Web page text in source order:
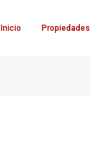
Inicio Propiedades